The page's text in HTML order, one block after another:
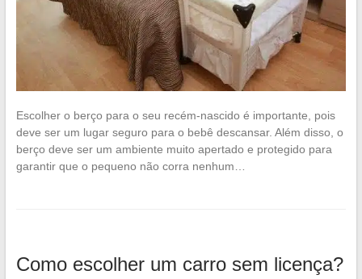
Escolher o berço para o seu recém-nascido é importante, pois
deve ser um lugar seguro para o bebê descansar. Além disso, o
berço deve ser um ambiente muito apertado e protegido para
garantir que o pequeno não corra nenhum…
Como escolher um carro sem licença?